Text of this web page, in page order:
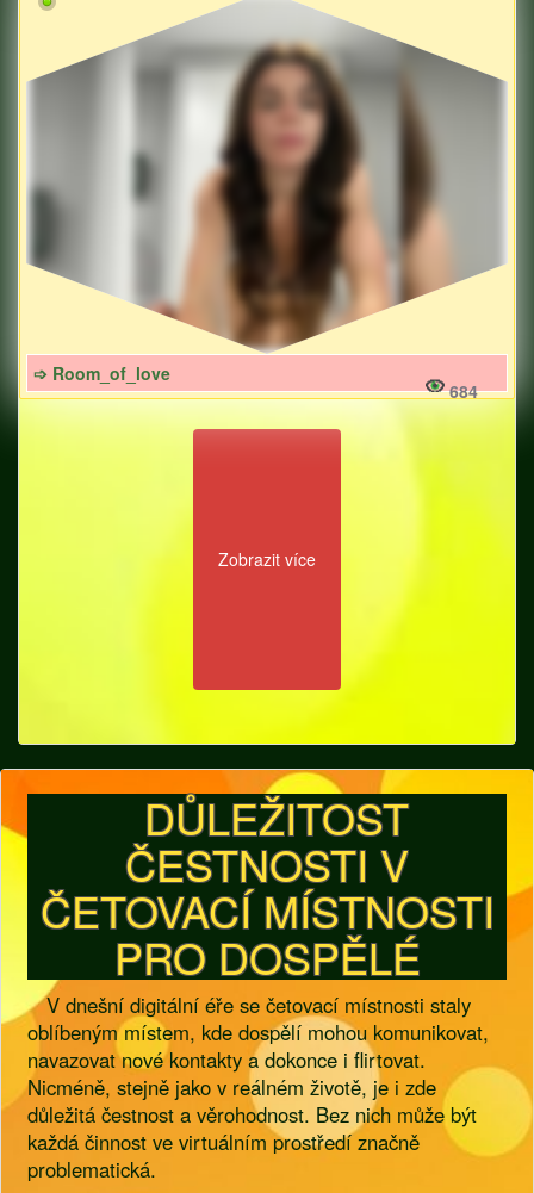
➩ Room_of_love
684
Zobrazit více
DŮLEŽITOST
ČESTNOSTI V
ČETOVACÍ MÍSTNOSTI
PRO DOSPĚLÉ
V dnešní digitální éře se četovací místnosti staly
oblíbeným místem, kde dospělí mohou komunikovat,
navazovat nové kontakty a dokonce i flirtovat.
Nicméně, stejně jako v reálném životě, je i zde
důležitá čestnost a věrohodnost. Bez nich může být
každá činnost ve virtuálním prostředí značně
problematická.